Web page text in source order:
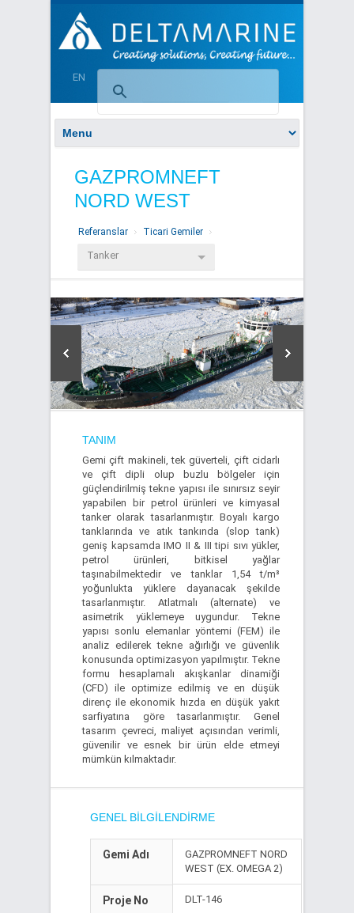
EN
GAZPROMNEFT
NORD WEST
Referanslar Ticari Gemiler
Tanker
TANIM
Gemi çift makineli, tek güverteli, çift cidarlı
ve çift dipli olup buzlu bölgeler için
güçlendirilmiş tekne yapısı ile sınırsız seyir
yapabilen bir petrol ürünleri ve kimyasal
tanker olarak tasarlanmıştır. Boyalı kargo
tanklarında ve atık tankında (slop tank)
geniş kapsamda IMO II & III tipi sıvı yükler,
petrol ürünleri, bitkisel yağlar
taşınabilmektedir ve tanklar 1,54 t/m³
yoğunlukta yüklere dayanacak şekilde
tasarlanmıştır. Atlatmalı (alternate) ve
asimetrik yüklemeye uygundur. Tekne
yapısı sonlu elemanlar yöntemi (FEM) ile
analiz edilerek tekne ağırlığı ve güvenlik
konusunda optimizasyon yapılmıştır. Tekne
formu hesaplamalı akışkanlar dinamiği
(CFD) ile optimize edilmiş ve en düşük
direnç ile ekonomik hızda en düşük yakıt
sarfiyatına göre tasarlanmıştır. Genel
tasarım çevreci, maliyet açısından verimli,
güvenilir ve esnek bir ürün elde etmeyi
mümkün kılmaktadır.
GENEL BILGILENDIRME
Gemi Adı
GAZPROMNEFT NORD
WEST (EX. OMEGA 2)
Proje No DLT-146